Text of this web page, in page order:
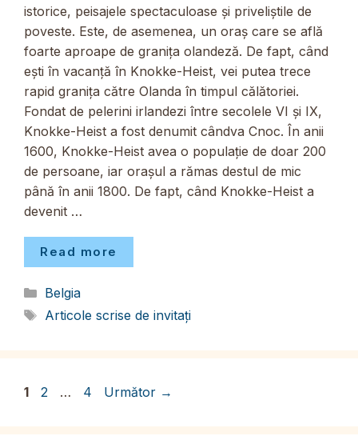
istorice, peisajele spectaculoase și priveliștile de
poveste. Este, de asemenea, un oraș care se află
foarte aproape de granița olandeză. De fapt, când
ești în vacanță în Knokke-Heist, vei putea trece
rapid granița către Olanda în timpul călătoriei.
Fondat de pelerini irlandezi între secolele VI și IX,
Knokke-Heist a fost denumit cândva Cnoc. În anii
1600, Knokke-Heist avea o populație de doar 200
de persoane, iar orașul a rămas destul de mic
până în anii 1800. De fapt, când Knokke-Heist a
devenit …
Read more
Categorii
Belgia
Etichete
Articole scrise de invitați
Pagina
1 Pagina
2 … Pagina
4 Următor →